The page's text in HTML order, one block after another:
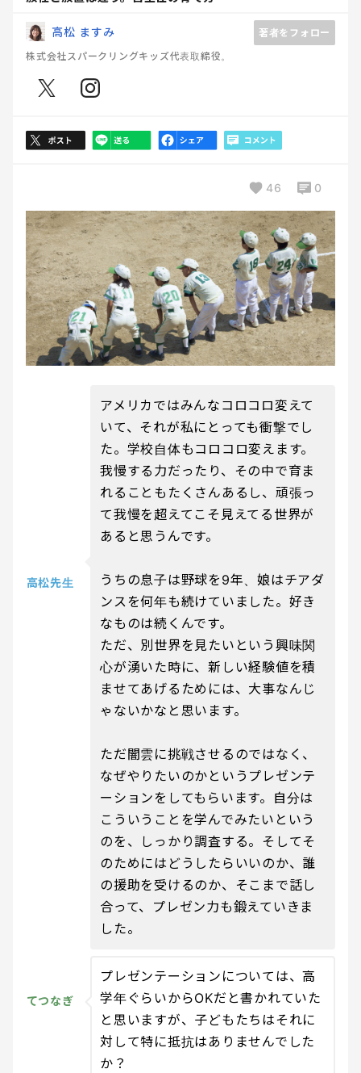
高松 ますみ
著者をフォロー
株式会社スパークリングキッズ代表取締役。
46 0
高松先生
アメリカではみんなコロコロ変えて
いて、それが私にとっても衝撃でし
た。学校自体もコロコロ変えます。
我慢する力だったり、その中で育ま
れることもたくさんあるし、頑張っ
て我慢を超えてこそ見えてる世界が
あると思うんです。
うちの息子は野球を9年、娘はチアダ
ンスを何年も続けていました。好き
なものは続くんです。
ただ、別世界を見たいという興味関
心が湧いた時に、新しい経験値を積
ませてあげるためには、大事なんじ
ゃないかなと思います。
ただ闇雲に挑戦させるのではなく、
なぜやりたいのかというプレゼンテ
ーションをしてもらいます。自分は
こういうことを学んでみたいという
のを、しっかり調査する。そしてそ
のためにはどうしたらいいのか、誰
の援助を受けるのか、そこまで話し
合って、プレゼン力も鍛えていきま
した。
てつなぎ
プレゼンテーションについては、高
学年ぐらいからOKだと書かれていた
と思いますが、子どもたちはそれに
対して特に抵抗はありませんでした
か？